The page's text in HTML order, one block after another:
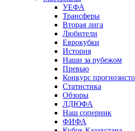
УЕФА
Трансферы
Вторая лига
Любители
Еврокубки
История
Наши за рубежом
Превью
Конкурс
Статистика
Обзоры
ЛДЮФА
Наш соперник
ФИФА